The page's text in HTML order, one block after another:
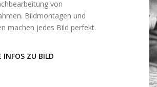
von
Bildmontagen und
machen jedes Bild perfekt.
INFOS ZU BILD